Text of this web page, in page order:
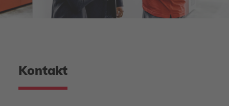
Kontakt